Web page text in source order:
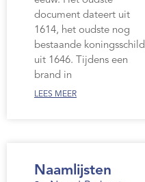
document dateert uit
1614, het oudste nog
bestaande koningsschild
uit 1646. Tijdens een
brand in
LEES MEER
Naamlijsten